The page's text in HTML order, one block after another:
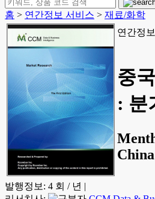
홈 > 연간정보 서비스 > 재료/화학
연간정
중
: 분
발행정보: 4 회 / 년 |